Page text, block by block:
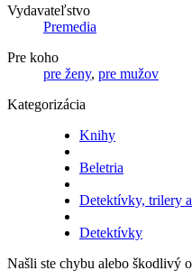
Vydavateľstvo
Premedia
Pre koho
pre ženy, pre mužov
Kategorizácia
Knihy
Beletria
Detektívky, trilery
Detektívky
Našli ste chybu alebo škodlivý